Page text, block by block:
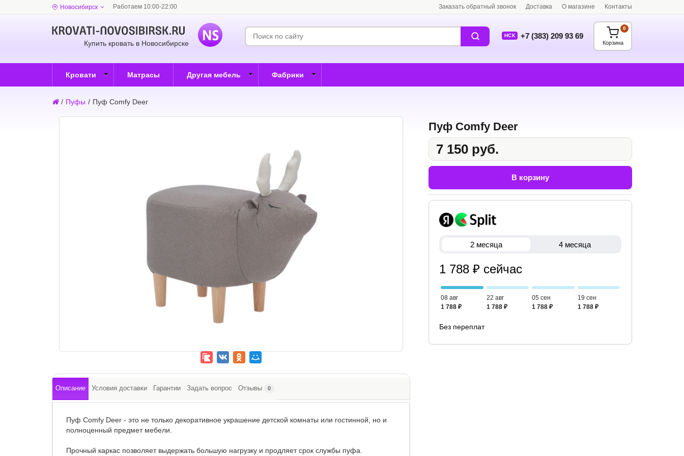
Новосибирск Работаем 10:00-22:00 Заказать обратный звонок Доставка О магазине Контакты
Купить кровать в Новосибирске
НСК +7 (383) 209 93 69
Корзина
0
Кровати Матрасы Другая мебель Фабрики
/ Пуфы / Пуф Comfy Deer
Пуф Comfy Deer
7 150 руб.
В корзину
2 месяца 4 месяца
1 788 ₽ сейчас
08 авг
1 788 ₽
22 авг
1 788 ₽
05 сен
1 788 ₽
19 сен
1 788 ₽
Без переплат
Описание Условия доставки Гарантии Задать вопрос Отзывы 0
Пуф Comfy Deer - это не только декоративное украшение детской комнаты или гостинной, но и
полноценный предмет мебели.
Прочный каркас позволяет выдержать большую нагрузку и продляет срок службы пуфа.